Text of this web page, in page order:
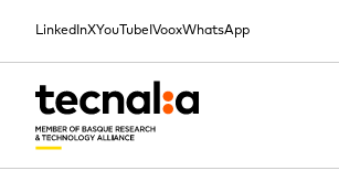
LinkedInXYouTube IVooxWhatsApp